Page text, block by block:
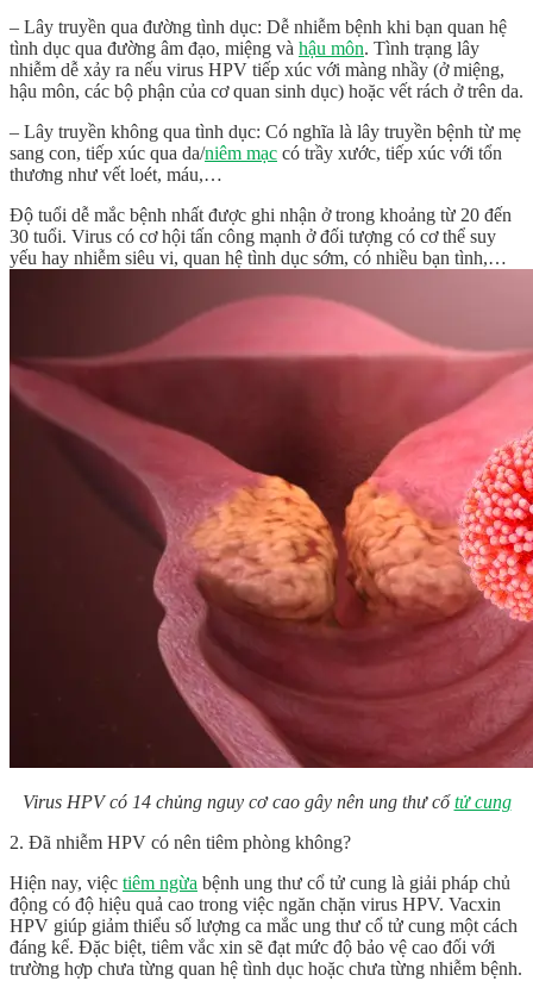
– Lây truyền qua đường tình dục: Dễ nhiễm bệnh khi bạn quan hệ
tình dục qua đường âm đạo, miệng và hậu môn. Tình trạng lây
nhiễm dễ xảy ra nếu virus HPV tiếp xúc với màng nhầy (ở miệng,
hậu môn, các bộ phận của cơ quan sinh dục) hoặc vết rách ở trên da.
– Lây truyền không qua tình dục: Có nghĩa là lây truyền bệnh từ mẹ
sang con, tiếp xúc qua da/niêm mạc có trầy xước, tiếp xúc với tổn
thương như vết loét, máu,…
Độ tuổi dễ mắc bệnh nhất được ghi nhận ở trong khoảng từ 20 đến
30 tuổi. Virus có cơ hội tấn công mạnh ở đối tượng có cơ thể suy
yếu hay nhiễm siêu vi, quan hệ tình dục sớm, có nhiều bạn tình,…
Virus HPV có 14 chủng nguy cơ cao gây nên ung thư cổtử cung
2. Đã nhiễm HPV có nên tiêm phòng không?
Hiện nay, việc tiêm ngừa bệnh ung thư cổ tử cung là giải pháp chủ
động có độ hiệu quả cao trong việc ngăn chặn virus HPV. Vacxin
HPV giúp giảm thiểu số lượng ca mắc ung thư cổ tử cung một cách
đáng kể. Đặc biệt, tiêm vắc xin sẽ đạt mức độ bảo vệ cao đối với
trường hợp chưa từng quan hệ tình dục hoặc chưa từng nhiễm bệnh.